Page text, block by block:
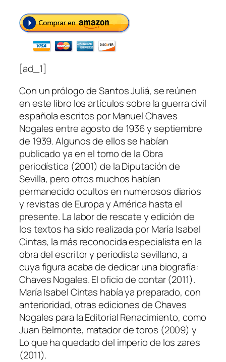
[ad_1]
Con un prólogo de Santos Juliá, se reúnen
en este libro los artículos sobre la guerra civil
española escritos por Manuel Chaves
Nogales entre agosto de 1936 y septiembre
de 1939. Algunos de ellos se habían
publicado ya en el tomo de la Obra
periodística (2001) de la Diputación de
Sevilla, pero otros muchos habían
permanecido ocultos en numerosos diarios
y revistas de Europa y América hasta el
presente. La labor de rescate y edición de
los textos ha sido realizada por María Isabel
Cintas, la más reconocida especialista en la
obra del escritor y periodista sevillano, a
cuya figura acaba de dedicar una biografía:
Chaves Nogales. El oficio de contar (2011).
María Isabel Cintas había ya preparado, con
anterioridad, otras ediciones de Chaves
Nogales para la Editorial Renacimiento, como
Juan Belmonte, matador de toros (2009) y
Lo que ha quedado del imperio de los zares
(2011).